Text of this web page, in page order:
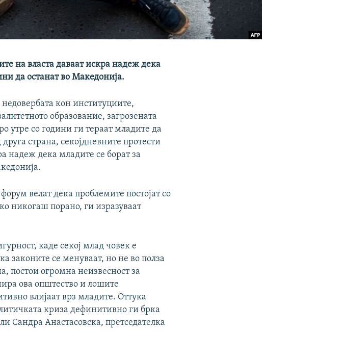
на власта даваат искра надеж дека
да останат во Македонија.
кон институциите,
образование, загрозената
утре со години ги тераат младите да
страна, секојдневните протести
надеж дека младите се борат за
велат дека проблемите постојат со
никогаш порано, ги изразуваат
каде секој млад човек е
законите се менуваат, но не во полза
постои огромна неизвесност за
ова општество и лошите
влијаат врз младите. Оттука
криза дефинитивно ги брка
Сандра Анастасовска, претседателка